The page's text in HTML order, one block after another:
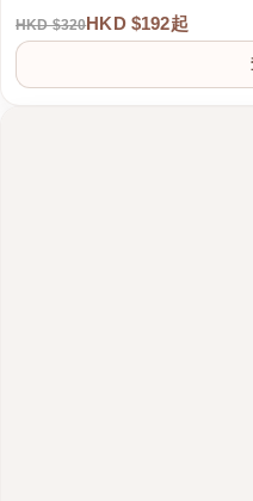
HKD $320HKD $192起